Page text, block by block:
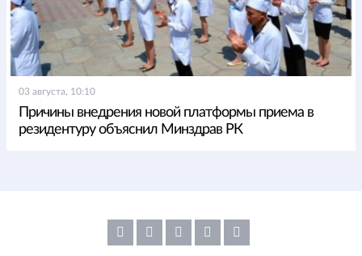
03 августа, 10:10
Причины внедрения новой платформы приема в
резидентуру объяснил Минздрав РК